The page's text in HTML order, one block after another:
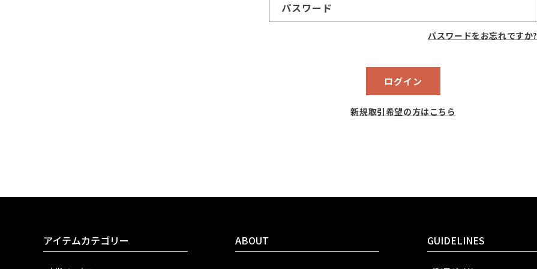
パスワード
パスワードをお忘れですか?
ログイン
新規取引希望の方はこちら
アイテムカテゴリー ABOUT GUIDELINES